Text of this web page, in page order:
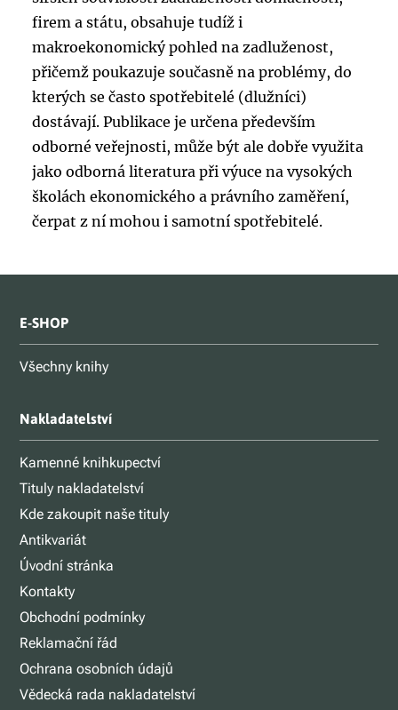
firem a státu, obsahuje tudíž i
makroekonomický pohled na zadluženost,
přičemž poukazuje současně na problémy, do
kterých se často spotřebitelé (dlužníci)
dostávají. Publikace je určena především
odborné veřejnosti, může být ale dobře využita
jako odborná literatura při výuce na vysokých
školách ekonomického a právního zaměření,
čerpat z ní mohou i samotní spotřebitelé.
E-SHOP
Všechny knihy
Nakladatelství
Kamenné knihkupectví
Tituly nakladatelství
Kde zakoupit naše tituly
Antikvariát
Úvodní stránka
Kontakty
Obchodní podmínky
Reklamační řád
Ochrana osobních údajů
Vědecká rada nakladatelství